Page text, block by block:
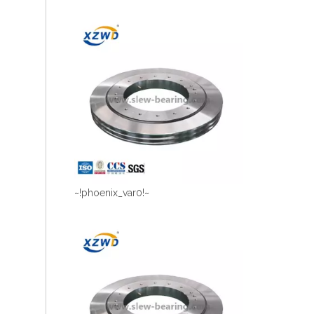
~!phoenix_var0!~